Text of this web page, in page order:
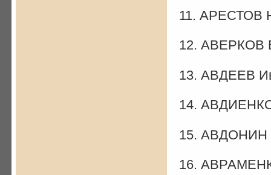
11. АРЕСТОВ
12. АВЕРКОВ
13. АВДЕЕВ
14.
15. АВДОНИН
16.